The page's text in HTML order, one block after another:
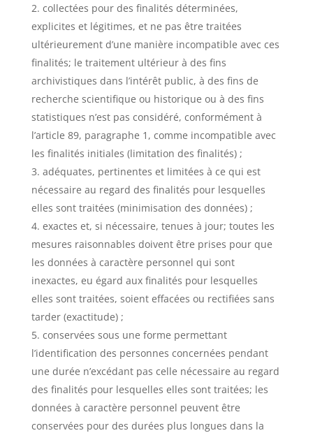
collectées pour des finalités déterminées,
explicites et légitimes, et ne pas être traitées
ultérieurement d’une manière incompatible avec ces
finalités; le traitement ultérieur à des fins
archivistiques dans l’intérêt public, à des fins de
recherche scientifique ou historique ou à des fins
statistiques n’est pas considéré, conformément à
l’article 89, paragraphe 1, comme incompatible avec
les finalités initiales (limitation des finalités) ;
adéquates, pertinentes et limitées à ce qui est
nécessaire au regard des finalités pour lesquelles
elles sont traitées (minimisation des données) ;
exactes et, si nécessaire, tenues à jour; toutes les
mesures raisonnables doivent être prises pour que
les données à caractère personnel qui sont
inexactes, eu égard aux finalités pour lesquelles
elles sont traitées, soient effacées ou rectifiées sans
tarder (exactitude) ;
conservées sous une forme permettant
l’identification des personnes concernées pendant
une durée n’excédant pas celle nécessaire au regard
des finalités pour lesquelles elles sont traitées; les
données à caractère personnel peuvent être
conservées pour des durées plus longues dans la